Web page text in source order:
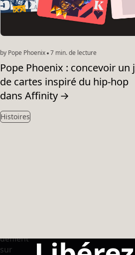
by Pope Phoenix 7 min. de lecture
Pope Phoenix : concevoir un
de cartes inspiré du hip-hop
dans Affinity →
Histoires